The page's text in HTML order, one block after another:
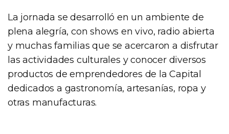
La jornada se desarrolló en un ambiente de
plena alegría, con shows en vivo, radio abierta
y muchas familias que se acercaron a disfrutar
las actividades culturales y conocer diversos
productos de emprendedores de la Capital
dedicados a gastronomía, artesanías, ropa y
otras manufacturas.